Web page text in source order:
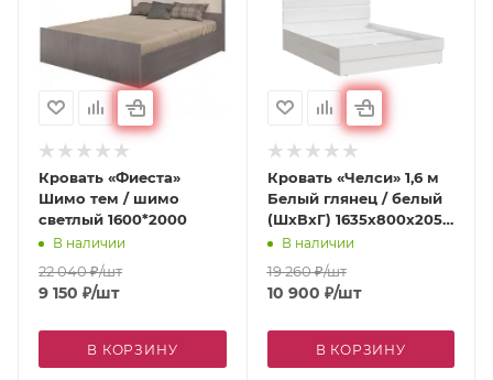
Кровать «Фиеста»
Шимо тем / шимо
светлый 1600*2000
В наличии
22 040₽/шт
9 150 ₽/шт
В КОРЗИНУ
Кровать «Челси» 1,6 м
Белый глянец / белый
(ШхВхГ) 1635х800х2053
ммВ наличии
19 260₽/шт
10 900 ₽/шт
В КОРЗИНУ